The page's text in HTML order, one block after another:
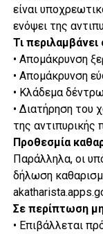
είναι
ενόψει της
Τι
• Απομάκρυνση
• Απομάκρυνση
• Κλάδεμα
• Διατήρηση του
της αντιπυρικής
Προθεσμία
Παράλληλα, οι
δήλωση
Σε περίπτωση
• Επιβάλλεται